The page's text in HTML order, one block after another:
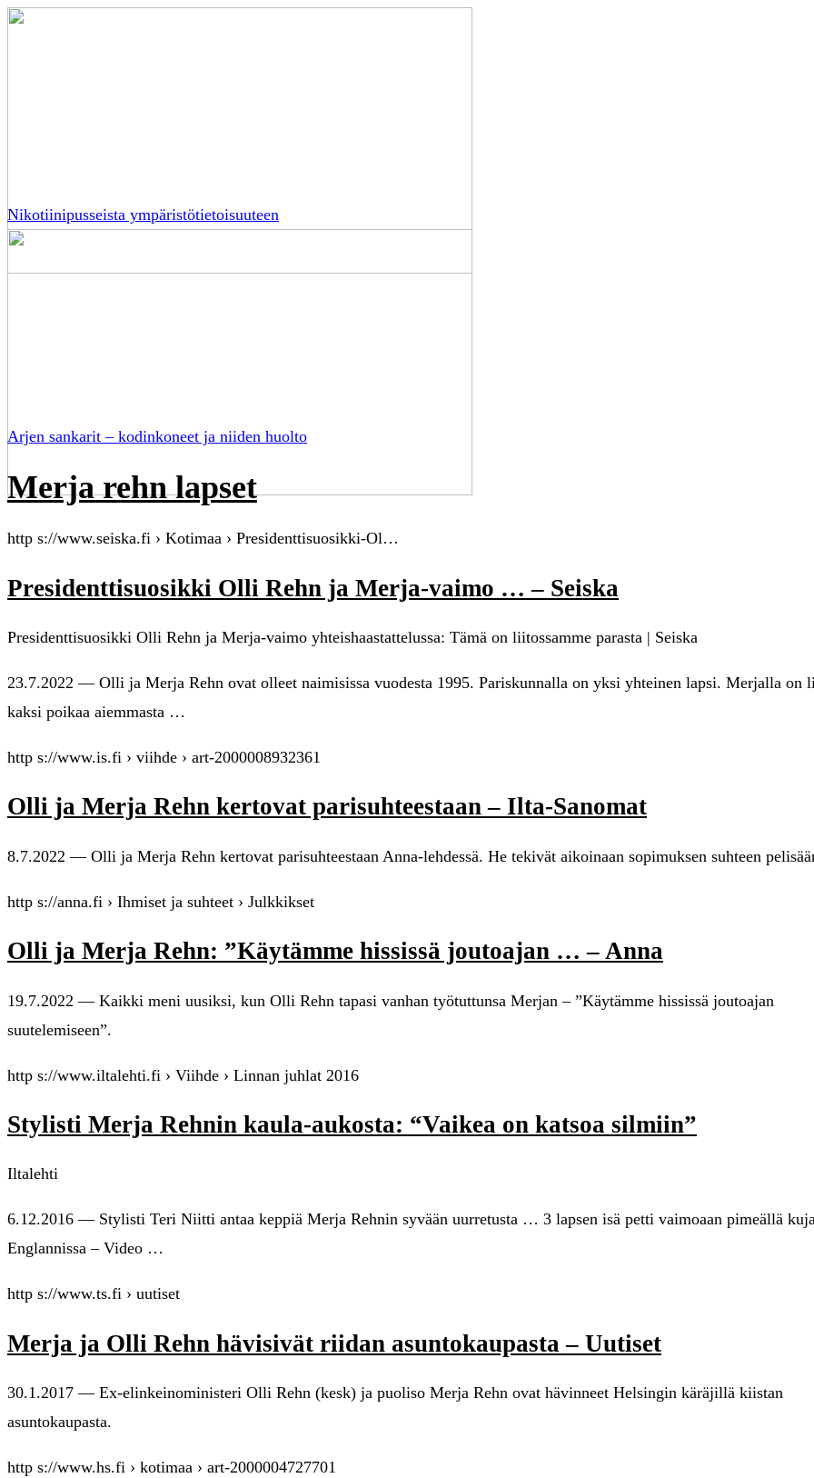
Nikotiinipusseista ympäristötietoisuuteen
Arjen sankarit – kodinkoneet ja niiden huolto
Merja rehn lapset
http s://www.seiska.fi › Kotimaa › Presidenttisuosikki-Ol…
Presidenttisuosikki Olli Rehn ja Merja-vaimo … – Seiska
Presidenttisuosikki Olli Rehn ja Merja-vaimo yhteishaastattelussa: Tämä on liitossamme parasta | Seiska
23.7.2022 — Olli ja Merja Rehn ovat olleet naimisissa vuodesta 1995. Pariskunnalla on yksi yhteinen lapsi. Merjalla on
kaksi poikaa aiemmasta …
http s://www.is.fi › viihde › art-2000008932361
Olli ja Merja Rehn kertovat parisuhteestaan – Ilta-Sanomat
8.7.2022 — Olli ja Merja Rehn kertovat parisuhteestaan Anna-lehdessä. He tekivät aikoinaan sopimuksen suhteen
http s://anna.fi › Ihmiset ja suhteet › Julkkikset
Olli ja Merja Rehn: ”Käytämme hississä joutoajan … – Anna
19.7.2022 — Kaikki meni uusiksi, kun Olli Rehn tapasi vanhan työtuttunsa Merjan – ”Käytämme hississä joutoajan
suutelemiseen”.
http s://www.iltalehti.fi › Viihde › Linnan juhlat 2016
Stylisti Merja Rehnin kaula-aukosta: “Vaikea on katsoa silmiin”
Iltalehti
6.12.2016 — Stylisti Teri Niitti antaa keppiä Merja Rehnin syvään uurretusta … 3 lapsen isä petti vaimoaan pimeällä
Englannissa – Video …
http s://www.ts.fi › uutiset
Merja ja Olli Rehn hävisivät riidan asuntokaupasta – Uutiset
30.1.2017 — Ex-elinkeinoministeri Olli Rehn (kesk) ja puoliso Merja Rehn ovat hävinneet Helsingin käräjillä kiistan
asuntokaupasta.
http s://www.hs.fi › kotimaa › art-2000004727701